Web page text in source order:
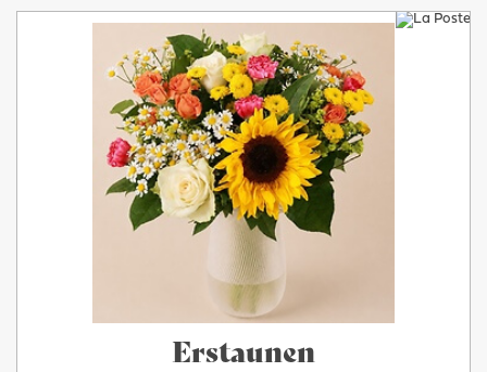
Erstaunen